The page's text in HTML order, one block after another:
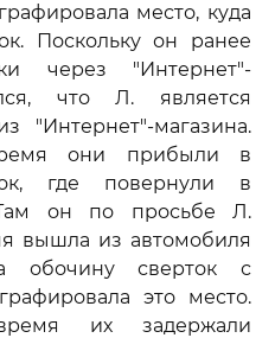
место, куда
Поскольку он ранее
через "Интернет"-
что Л. является
"Интернет"-магазина.
они прибыли в
где повернули в
он по просьбе Л.
вышла из автомобиля
обочину сверток с
это место.
их задержали